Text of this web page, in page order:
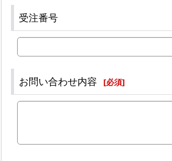
受注番号
お問い合わせ内容 [必須]